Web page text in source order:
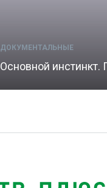
ДОКУМЕНТАЛЬНЫЕ